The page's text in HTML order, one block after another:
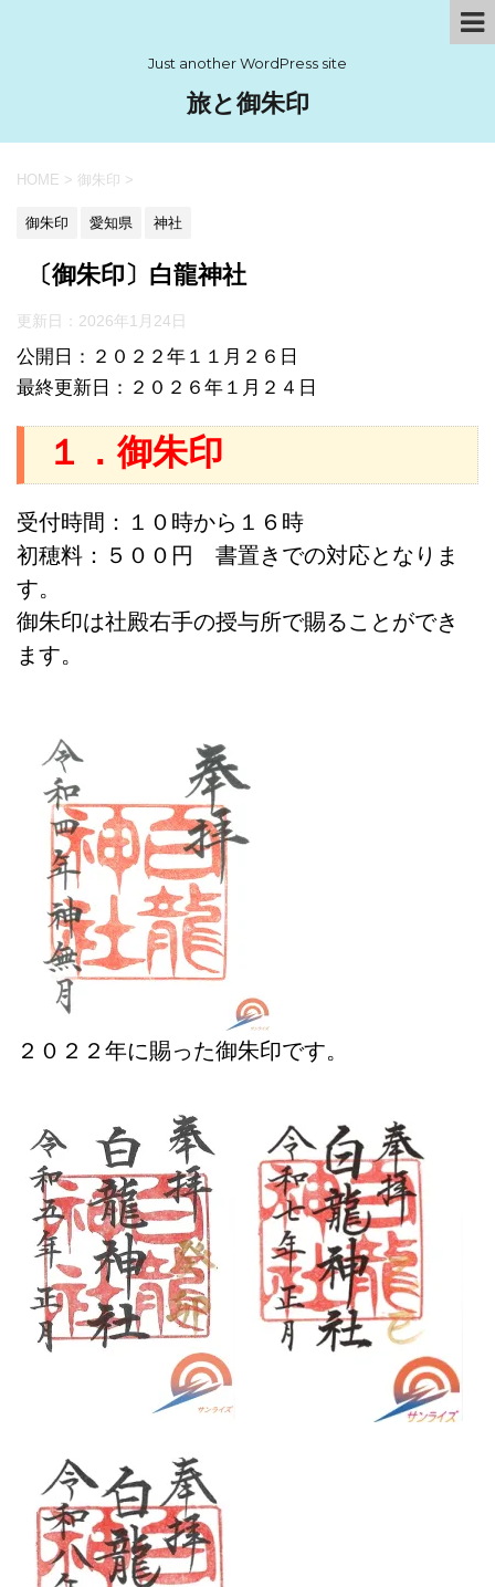
Just another WordPress site
旅と御朱印
HOME > 御朱印 >
御朱印 愛知県 神社
〔御朱印〕白龍神社
更新日： 2026年1月24日
公開日：２０２２年１１月２６日
最終更新日：２０２６年１月２４日
１．御朱印
受付時間：１０時から１６時
初穂料：５００円 書置きでの対応となりま
す。
御朱印は社殿右手の授与所で賜ることができ
ます。
２０２２年に賜った御朱印です。